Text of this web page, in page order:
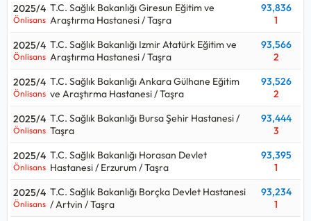
2025/4
Önlisans
T.C. Sağlık Bakanlığı Giresun Eğitim ve
Araştırma Hastanesi / Taşra
93,836
1
2025/4
Önlisans
T.C. Sağlık Bakanlığı Izmir Atatürk Eğitim ve
Araştırma Hastanesi / Taşra
93,566
2
2025/4
Önlisans
T.C. Sağlık Bakanlığı Ankara Gülhane Eğitim
ve Araştırma Hastanesi / Taşra
93,526
2
2025/4
Önlisans
T.C. Sağlık Bakanlığı Bursa Şehir Hastanesi /
Taşra
93,444
3
2025/4
Önlisans
T.C. Sağlık Bakanlığı Horasan Devlet
Hastanesi / Erzurum / Taşra
93,395
1
2025/4
Önlisans
T.C. Sağlık Bakanlığı Borçka Devlet Hastanesi
/ Artvin / Taşra
93,234
1